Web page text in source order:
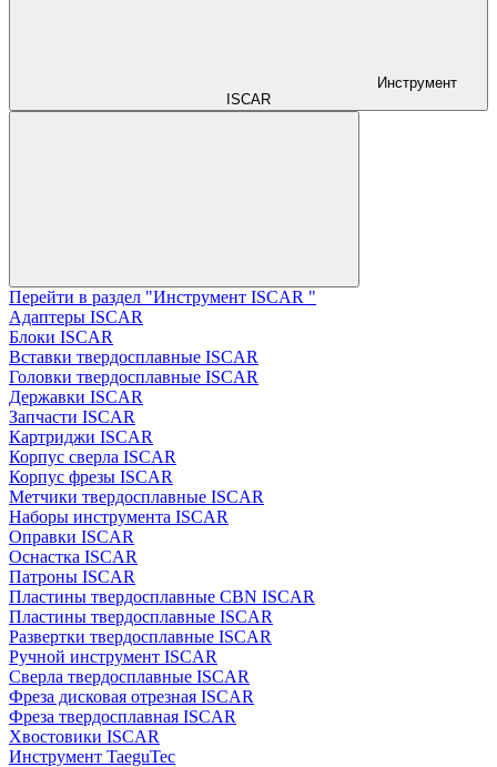
Инструмент
ISCAR
Перейти в раздел "Инструмент ISCAR "
Адаптеры ISCAR
Блоки ISCAR
Вставки твердосплавные ISCAR
Головки твердосплавные ISCAR
Державки ISCAR
Запчасти ISCAR
Картриджи ISCAR
Корпус сверла ISCAR
Корпус фрезы ISCAR
Метчики твердосплавные ISCAR
Наборы инструмента ISCAR
Оправки ISCAR
Оснастка ISCAR
Патроны ISCAR
Пластины твердосплавные CBN ISCAR
Пластины твердосплавные ISCAR
Развертки твердосплавные ISCAR
Ручной инструмент ISCAR
Сверла твердосплавные ISCAR
Фреза дисковая отрезная ISCAR
Фреза твердосплавная ISCAR
Хвостовики ISCAR
Инструмент TaeguTec